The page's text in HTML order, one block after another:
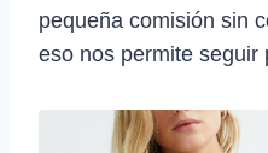
pequeña comisión sin
eso nos permite seguir